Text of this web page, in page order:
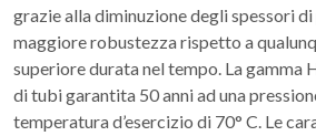
grazie alla diminuzione degli spessori
maggiore robustezza rispetto a
superiore durata nel tempo. La gamma
di tubi garantita 50 anni ad una
temperatura d’esercizio di 70° C. Le